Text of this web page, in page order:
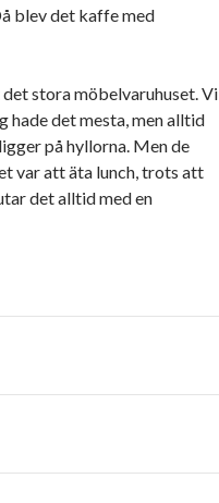
blev det kaffe med
stora möbelvaruhuset. Vi
det mesta, men alltid
på hyllorna. Men de
var att äta lunch, trots att
det alltid med en